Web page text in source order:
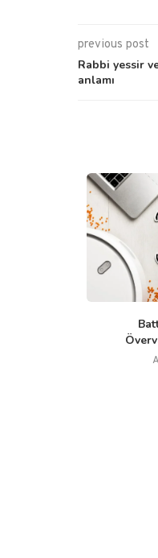
previous post
Rabbi yessir
anlamı